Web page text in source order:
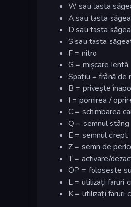
W sau tasta
A sau tasta
D sau tasta
S sau tasta
F = nitro
G = mișcare lentă
Spațiu = frână de
B = privește
I = pornirea /
C = schimbarea
Q = semnul stâng
E = semnul drept
Z = semn de
T = activare/
OP = folosește
L = utilizați faruri
K = utilizați faruri